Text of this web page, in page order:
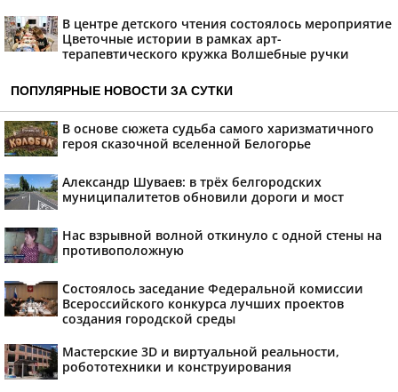
В центре детского чтения состоялось мероприятие
Цветочные истории в рамках арт-
терапевтического кружка Волшебные ручки
ПОПУЛЯРНЫЕ НОВОСТИ ЗА СУТКИ
В основе сюжета судьба самого харизматичного
героя сказочной вселенной Белогорье
Александр Шуваев: в трёх белгородских
муниципалитетов обновили дороги и мост
Нас взрывной волной откинуло с одной стены на
противоположную
Состоялось заседание Федеральной комиссии
Всероссийского конкурса лучших проектов
создания городской среды
Мастерские 3D и виртуальной реальности,
робототехники и конструирования